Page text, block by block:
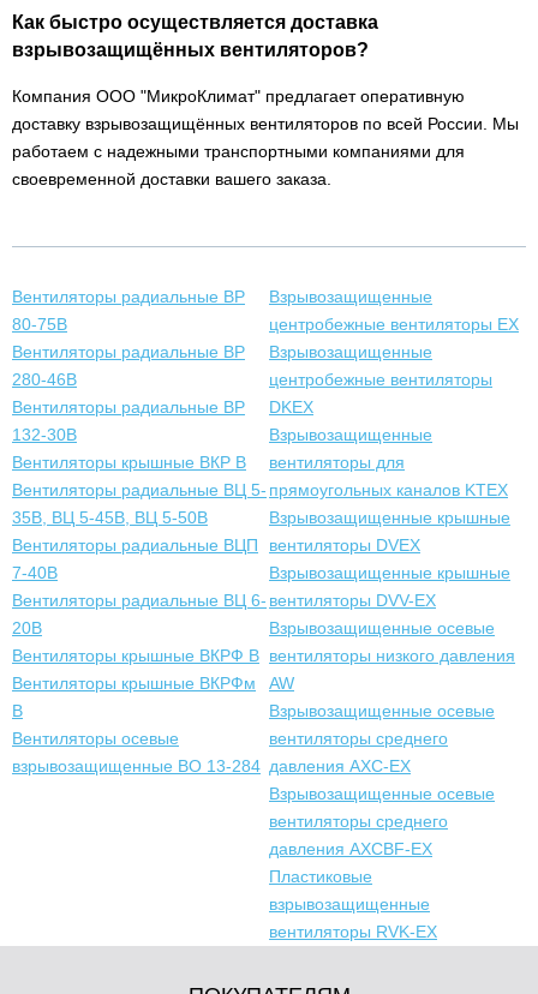
Как быстро осуществляется доставка
взрывозащищённых вентиляторов?
Компания ООО "МикроКлимат" предлагает оперативную
доставку взрывозащищённых вентиляторов по всей России. Мы
работаем с надежными транспортными компаниями для
своевременной доставки вашего заказа.
Вентиляторы радиальные ВР
80-75В
Вентиляторы радиальные ВР
280-46В
Вентиляторы радиальные ВР
132-30В
Вентиляторы крышные ВКР В
Вентиляторы радиальные ВЦ 5-
35В, ВЦ 5-45В, ВЦ 5-50В
Вентиляторы радиальные ВЦП
7-40В
Вентиляторы радиальные ВЦ 6-
20В
Вентиляторы крышные ВКРФ В
Вентиляторы крышные ВКРФм
В
Вентиляторы осевые
взрывозащищенные ВО 13-284
Взрывозащищенные
центробежные вентиляторы EX
Взрывозащищенные
центробежные вентиляторы
DKEX
Взрывозащищенные
вентиляторы для
прямоугольных каналов KTEX
Взрывозащищенные крышные
вентиляторы DVEX
Взрывозащищенные крышные
вентиляторы DVV-EX
Взрывозащищенные осевые
вентиляторы низкого давления
AW
Взрывозащищенные осевые
вентиляторы среднего
давления AXC-EX
Взрывозащищенные осевые
вентиляторы среднего
давления AXCBF-EX
Пластиковые
взрывозащищенные
вентиляторы RVK-EX